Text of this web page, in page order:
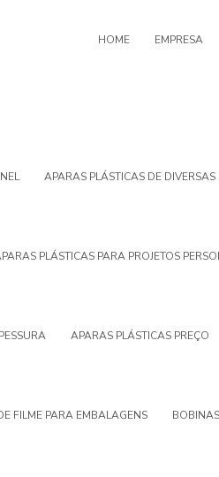
HOME EMPRESA
APARAS PLÁSTICAS DE DIVERSAS
PLÁSTICAS PARA PROJETOS
APARAS PLÁSTICAS PREÇO
FILME PARA EMBALAGENS